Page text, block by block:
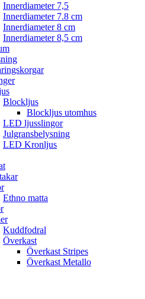
Innerdiameter 7,5
Innerdiameter 7.8 cm
Innerdiameter 8 cm
Innerdiameter 8,5 cm
Blockljus
Blockljus utomhus
LED ljusslingor
Julgransbelysning
LED Kronljus
Ethno matta
Kuddfodral
Överkast
Överkast Stripes
Överkast Metallo